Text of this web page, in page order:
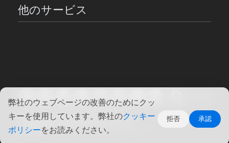
弊社のウェブページの改善のためにクッ
キーを使用しています。弊社のクッキー
ポリシーをお読みください。
拒否 承認
他のサービス
Copyright ©2026 ASUSTOR Inc.
使用条件 | プライバシー・ポリシー